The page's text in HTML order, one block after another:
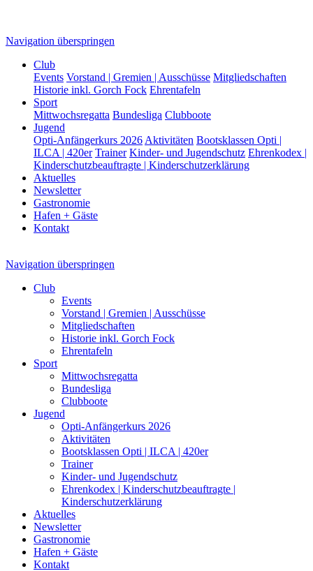
Navigation überspringen
Club
Events Vorstand | Gremien | Ausschüsse Mitgliedschaften
Historie inkl. Gorch Fock Ehrentafeln
Sport
Mittwochsregatta Bundesliga Clubboote
Jugend
Opti-Anfängerkurs 2026 Aktivitäten Bootsklassen Opti |
ILCA | 420er Trainer Kinder- und Jugendschutz Ehrenkodex |
Kinderschutzbeauftragte | Kinderschutzerklärung
Aktuelles
Newsletter
Gastronomie
Hafen + Gäste
Kontakt
Navigation überspringen
Club
Events
Vorstand | Gremien | Ausschüsse
Mitgliedschaften
Historie inkl. Gorch Fock
Ehrentafeln
Sport
Mittwochsregatta
Bundesliga
Clubboote
Jugend
Opti-Anfängerkurs 2026
Aktivitäten
Bootsklassen Opti | ILCA | 420er
Trainer
Kinder- und Jugendschutz
Ehrenkodex | Kinderschutzbeauftragte |
Kinderschutzerklärung
Aktuelles
Newsletter
Gastronomie
Hafen + Gäste
Kontakt